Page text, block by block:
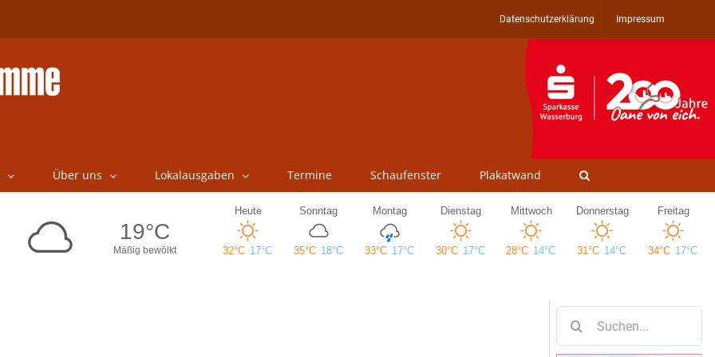
Datenschutzerklärung Impressum
Über uns Lokalausgaben Termine Schaufenster Plakatwand
nach: